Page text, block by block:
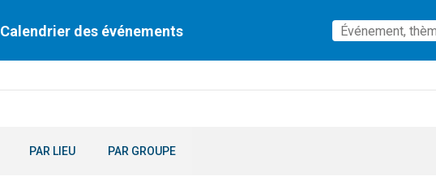
Calendrier des événements
PAR LIEU PAR GROUPE